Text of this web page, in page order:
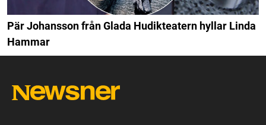
Pär Johansson från Glada Hudikteatern hyllar Linda
Hammar